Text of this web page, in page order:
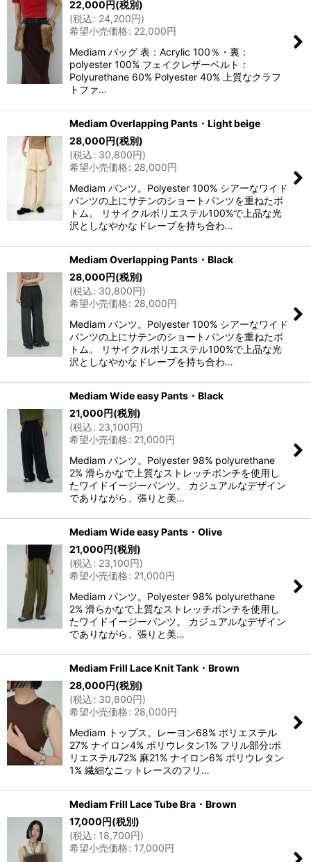
22,000円(税別)
(税込: 24,200円)
希望小売価格: 22,000円
Mediam バッグ 表：Acrylic 100％・裏：
polyester 100% フェイクレザーベルト：
Polyurethane 60% Polyester 40% 上質なクラフ
トファ…
Mediam Overlapping Pants・Light beige
28,000円(税別)
(税込: 30,800円)
希望小売価格: 28,000円
Mediam パンツ。Polyester 100% シアーなワイド
パンツの上にサテンのショートパンツを重ねたボ
トム。 リサイクルポリエステル100%で上品な光
沢としなやかなドレープを持ち合わ…
Mediam Overlapping Pants・Black
28,000円(税別)
(税込: 30,800円)
希望小売価格: 28,000円
Mediam パンツ。Polyester 100% シアーなワイド
パンツの上にサテンのショートパンツを重ねたボ
トム。 リサイクルポリエステル100%で上品な光
沢としなやかなドレープを持ち合わ…
Mediam Wide easy Pants・Black
21,000円(税別)
(税込: 23,100円)
希望小売価格: 21,000円
Mediam パンツ。Polyester 98% polyurethane
2% 滑らかなで上質なストレッチポンチを使用し
たワイドイージーパンツ。 カジュアルなデザイン
でありながら、張りと美…
Mediam Wide easy Pants・Olive
21,000円(税別)
(税込: 23,100円)
希望小売価格: 21,000円
Mediam パンツ。Polyester 98% polyurethane
2% 滑らかなで上質なストレッチポンチを使用し
たワイドイージーパンツ。 カジュアルなデザイン
でありながら、張りと美…
Mediam Frill Lace Knit Tank・Brown
28,000円(税別)
(税込: 30,800円)
希望小売価格: 28,000円
Mediam トップス。レーヨン68% ポリエステル
27% ナイロン4% ポリウレタン1% フリル部分:ポ
リエステル72% 麻21% ナイロン6% ポリウレタン
1% 繊細なニットレースのフリ…
Mediam Frill Lace Tube Bra・Brown
17,000円(税別)
(税込: 18,700円)
希望小売価格: 17,000円